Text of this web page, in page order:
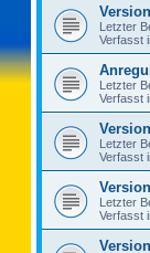
Letzter
Verfasst
Letzter
Verfasst
Letzter
Verfasst
Letzter
Verfasst